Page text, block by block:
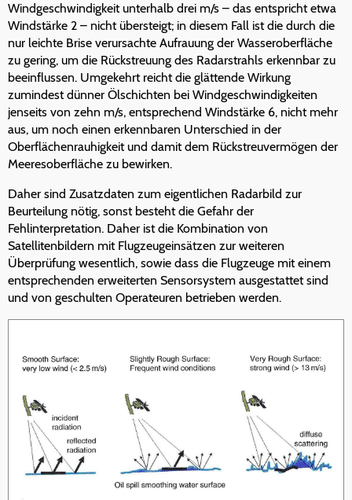
Windgeschwindigkeit unterhalb drei m/s – das entspricht etwa
Windstärke 2 – nicht übersteigt; in diesem Fall ist die durch die
nur leichte Brise verursachte Aufrauung der Wasseroberfläche
zu gering, um die Rückstreuung des Radarstrahls erkennbar zu
beeinflussen. Umgekehrt reicht die glättende Wirkung
zumindest dünner Ölschichten bei Windgeschwindigkeiten
jenseits von zehn m/s, entsprechend Windstärke 6, nicht mehr
aus, um noch einen erkennbaren Unterschied in der
Oberflächenrauhigkeit und damit dem Rückstreuvermögen der
Meeresoberfläche zu bewirken.
Daher sind Zusatzdaten zum eigentlichen Radarbild zur
Beurteilung nötig, sonst besteht die Gefahr der
Fehlinterpretation. Daher ist die Kombination von
Satellitenbildern mit Flugzeugeinsätzen zur weiteren
Überprüfung wesentlich, sowie dass die Flugzeuge mit einem
entsprechenden erweiterten Sensorsystem ausgestattet sind
und von geschulten Operateuren betrieben werden.